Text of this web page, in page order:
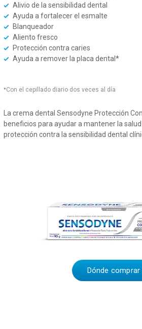
Alivio de la sensibilidad dental
Ayuda a fortalecer el esmalte
Blanqueador
Aliento fresco
Protección contra caries
Ayuda a remover la placa dental*
*Con el cepillado diario dos veces al día
La crema dental Sensodyne Protección
beneficios para ayudar a mantener la
protección contra la sensibilidad dental
Dónde comprar